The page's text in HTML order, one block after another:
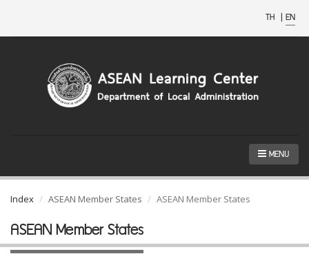
TH | EN
MENU
Index ASEAN Member States ASEAN Member States
ASEAN Member States